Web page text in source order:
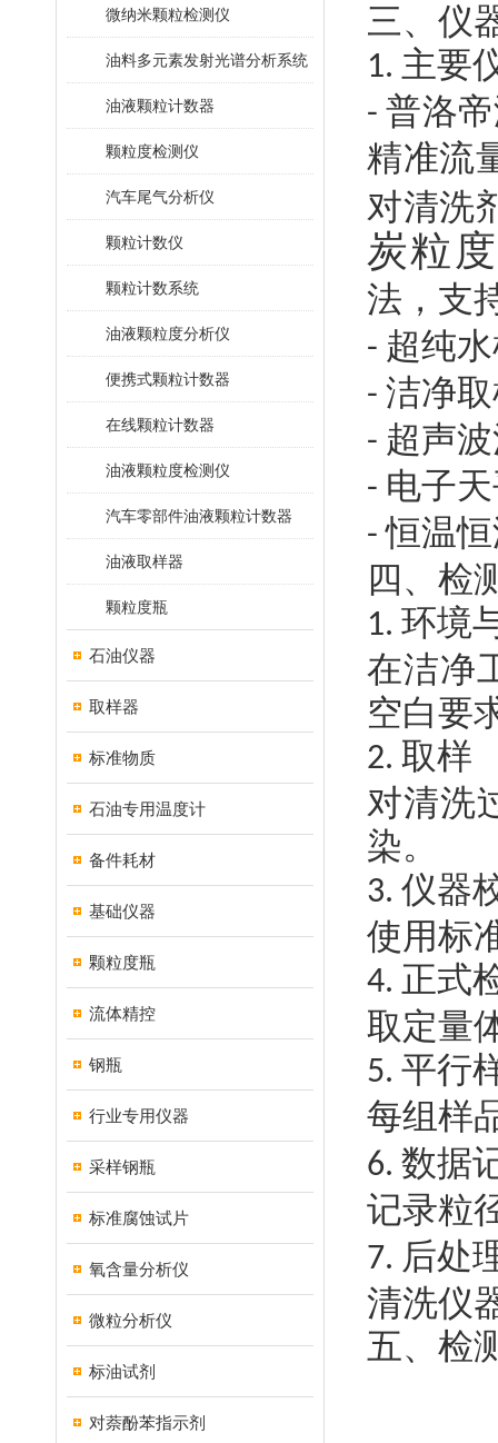
微纳米颗粒检测仪
油料多元素发射光谱分析系统
油液颗粒计数器
颗粒度检测仪
汽车尾气分析仪
颗粒计数仪
颗粒计数系统
油液颗粒度分析仪
便携式颗粒计数器
在线颗粒计数器
油液颗粒度检测仪
汽车零部件油液颗粒计数器
油液取样器
颗粒度瓶
石油仪器
取样器
标准物质
石油专用温度计
备件耗材
基础仪器
颗粒度瓶
流体精控
钢瓶
行业专用仪器
采样钢瓶
标准腐蚀试片
氧含量分析仪
微粒分析仪
标油试剂
对萘酚苯指示剂
三、仪
1. 主要
-普洛帝
精准流
对清洗
炭粒度
法，支
- 超纯
- 洁净
- 超声
- 电子
-恒温
四、检
1. 环境
在洁净
空白要
2. 取样
对清洗
染。
3. 仪器
使用标
4. 正式
取定量
5. 平行
每组样
6. 数据
记录粒
7. 后处
清洗仪
五、检